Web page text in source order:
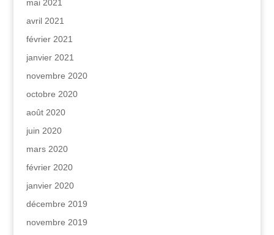
mai 2021
avril 2021
février 2021
janvier 2021
novembre 2020
octobre 2020
août 2020
juin 2020
mars 2020
février 2020
janvier 2020
décembre 2019
novembre 2019